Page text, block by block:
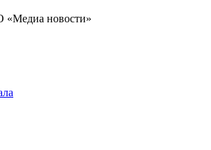
новости»